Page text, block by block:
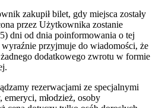
zakupił bilet, gdy miejsca zostały
przez Użytkownika zostanie
dni od dnia poinformowania o tej
przyjmuje do wiadomości, że
dodatkowego zwrotu w formie
rezerwacjami ze specjalnymi
młodzież, osoby